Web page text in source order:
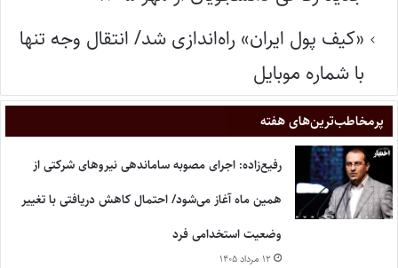
«کیف پول ایران» راه‌اندازی شد/ انتقال وجه تنها
با شماره موبایل
پر‌مخاطب‌ترین‌های هفته
رفیع‌زاده: اجرای مصوبه ساماندهی نیروهای شرکتی از
همین ماه آغاز می‌شود/ احتمال کاهش دریافتی با تغییر
وضعیت استخدامی فرد
۱۲ مرداد ۱۴۰۵